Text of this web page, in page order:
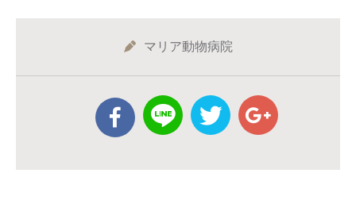
マリア動物病院